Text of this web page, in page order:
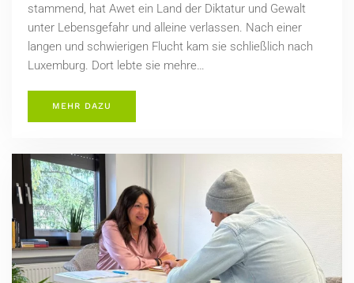
stammend, hat Awet ein Land der Diktatur und Gewalt
unter Lebensgefahr und alleine verlassen. Nach einer
langen und schwierigen Flucht kam sie schließlich nach
Luxemburg. Dort lebte sie mehre…
MEHR DAZU